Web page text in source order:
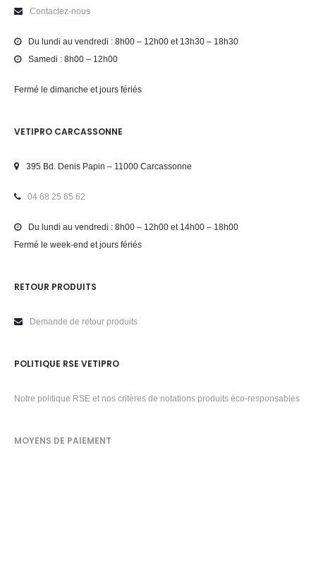
Contactez-nous
Du lundi au vendredi : 8h00 – 12h00 et 13h30 – 18h30
Samedi : 8h00 – 12h00
Fermé le dimanche et jours fériés
VETIPRO CARCASSONNE
395 Bd. Denis Papin – 11000 Carcassonne
04 68 25 65 62
Du lundi au vendredi : 8h00 – 12h00 et 14h00 – 18h00
Fermé le week-end et jours fériés
RETOUR PRODUITS
Demande de retour produits
POLITIQUE RSE VETIPRO
Notre politique RSE et nos critères de notations produits éco-responsables
MOYENS DE PAIEMENT